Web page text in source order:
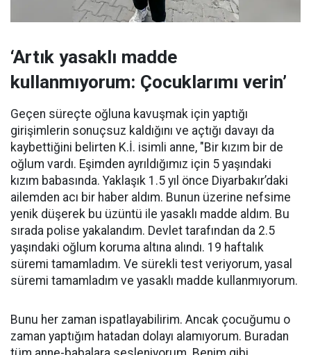
‘Artık yasaklı madde
kullanmıyorum: Çocuklarımı verin’
Geçen süreçte oğluna kavuşmak için yaptığı
girişimlerin sonuçsuz kaldığını ve açtığı davayı da
kaybettiğini belirten K.İ. isimli anne, "Bir kızım bir de
oğlum vardı. Eşimden ayrıldığımız için 5 yaşındaki
kızım babasında. Yaklaşık 1.5 yıl önce Diyarbakır’daki
ailemden acı bir haber aldım. Bunun üzerine nefsime
yenik düşerek bu üzüntü ile yasaklı madde aldım. Bu
sırada polise yakalandım. Devlet tarafından da 2.5
yaşındaki oğlum koruma altına alındı. 19 haftalık
süremi tamamladım. Ve sürekli test veriyorum, yasal
süremi tamamladım ve yasaklı madde kullanmıyorum.
Bunu her zaman ispatlayabilirim. Ancak çocuğumu o
zaman yaptığım hatadan dolayı alamıyorum. Buradan